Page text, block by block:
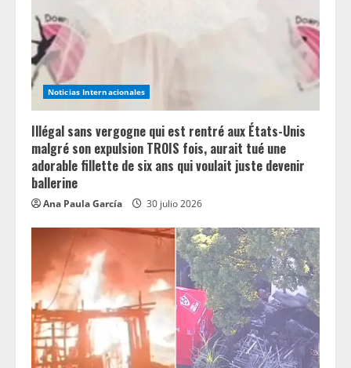
Noticias Internacionales
Illégal sans vergogne qui est rentré aux États-Unis
malgré son expulsion TROIS fois, aurait tué une
adorable fillette de six ans qui voulait juste devenir
ballerine
Ana Paula García 30 julio 2026